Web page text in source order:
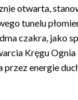
otwarta,
tunelu
czakra, jako
Kręgu
energie